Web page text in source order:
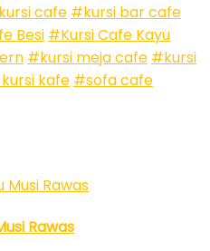
cafe #kursi bar cafe
Besi #Kursi Cafe Kayu
#kursi meja cafe #kursi
kafe #sofa cafe
Rawas